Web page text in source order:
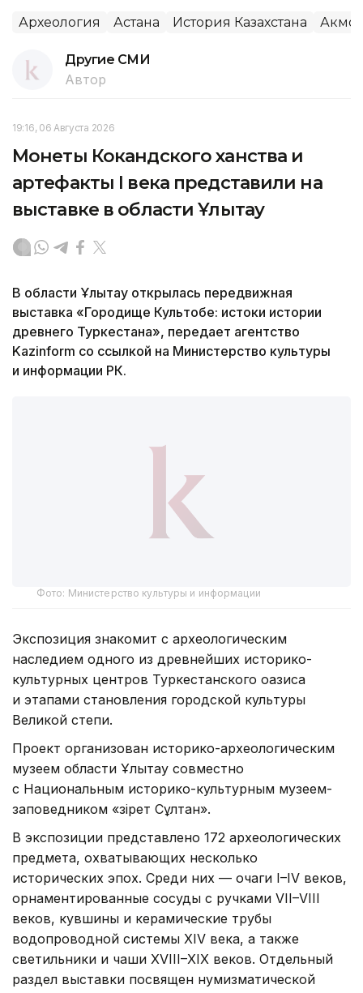
Археология Астана История Казахстана
Другие СМИ
Автор
19:16, 06 Августа 2026
Монеты Кокандского ханства и
артефакты I века представили на
выставке в области Ұлытау
В области Ұлытау открылась передвижная
выставка «Городище Культобе: истоки истории
древнего Туркестана», передает агентство
Kazinform со ссылкой на Министерство культуры
и информации РК.
Экспозиция знакомит с археологическим
наследием одного из древнейших историко-
культурных центров Туркестанского оазиса
и этапами становления городской культуры
Великой степи.
Проект организован историко-археологическим
музеем области Ұлытау совместно
с Национальным историко-культурным музеем-
заповедником «Әзірет Сұлтан».
В экспозиции представлено 172 археологических
предмета, охватывающих несколько
исторических эпох. Среди них — очаги I–IV веков,
орнаментированные сосуды с ручками VII–VIII
веков, кувшины и керамические трубы
водопроводной системы XIV века, а также
светильники и чаши XVIII–XIX веков. Отдельный